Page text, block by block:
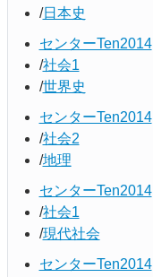
日本史
センターTen2014
社会1
世界史
センターTen2014
社会2
地理
センターTen2014
社会1
現代社会
センターTen2014